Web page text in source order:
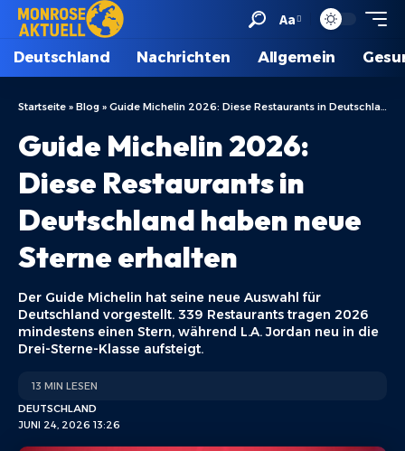
Aa
Deutschland Nachrichten Allgemein
Startseite » Blog » Guide Michelin 2026: Diese Restaurants in Deutschland haben neue Sterne erhalten
Guide Michelin 2026:
Diese Restaurants in
Deutschland haben neue
Sterne erhalten
Der Guide Michelin hat seine neue Auswahl für
Deutschland vorgestellt. 339 Restaurants tragen 2026
mindestens einen Stern, während L.A. Jordan neu in die
Drei-Sterne-Klasse aufsteigt.
JUNI 24, 2026 13:26
DEUTSCHLAND
13 MIN LESEN